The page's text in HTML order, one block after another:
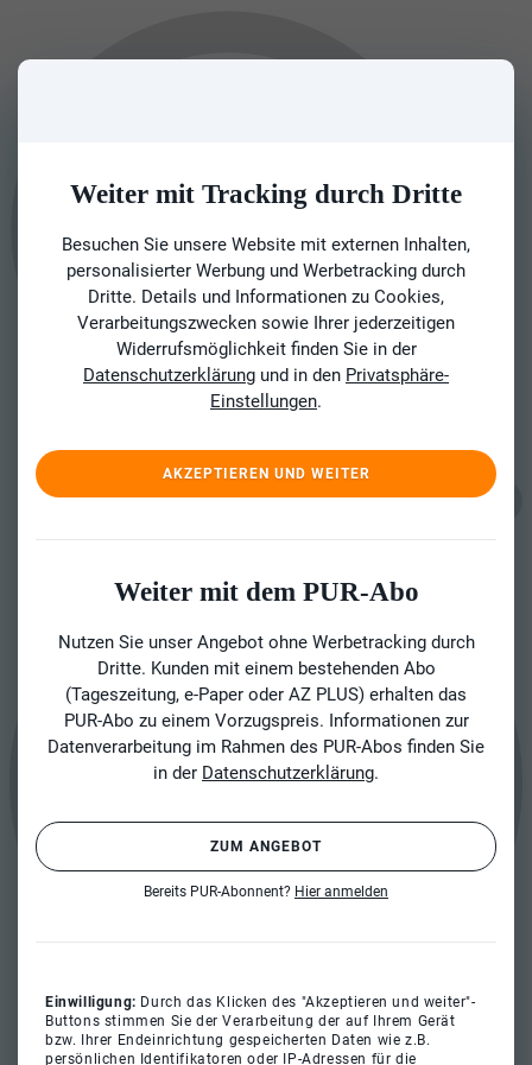
Weiter mit Tracking durch Dritte
Besuchen Sie unsere Website mit externen Inhalten,
personalisierter Werbung und Werbetracking durch
Dritte. Details und Informationen zu Cookies,
Verarbeitungszwecken sowie Ihrer jederzeitigen
Widerrufsmöglichkeit finden Sie in der
Datenschutzerklärung und in den Privatsphäre-
Einstellungen.
AKZEPTIEREN UND WEITER
Weiter mit dem PUR-Abo
Nutzen Sie unser Angebot ohne Werbetracking durch
Dritte. Kunden mit einem bestehenden Abo
(Tageszeitung, e-Paper oder AZ PLUS) erhalten das
PUR-Abo zu einem Vorzugspreis. Informationen zur
Datenverarbeitung im Rahmen des PUR-Abos finden Sie
in der Datenschutzerklärung.
ZUM ANGEBOT
Bereits PUR-Abonnent? Hier anmelden
Einwilligung: Durch das Klicken des "Akzeptieren und weiter"-
Buttons stimmen Sie der Verarbeitung der auf Ihrem Gerät
bzw. Ihrer Endeinrichtung gespeicherten Daten wie z.B.
persönlichen Identifikatoren oder IP-Adressen für die